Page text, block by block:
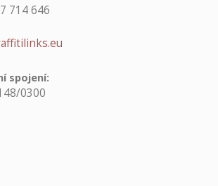
714 646
spojení:
0300